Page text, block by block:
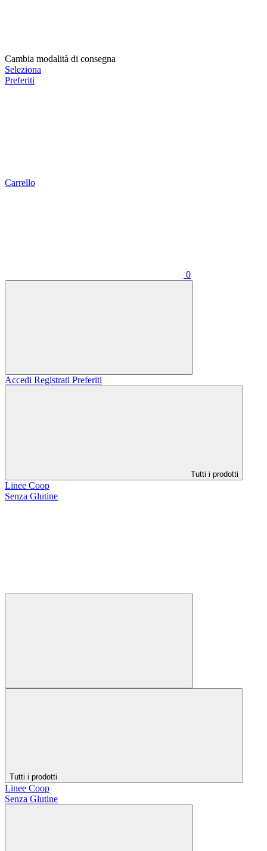
Cambia modalità di consegna
Seleziona
Preferiti
Carrello
0
Accedi Registrati Preferiti
Tutti i prodotti
Linee Coop
Senza Glutine
Tutti i prodotti
Linee Coop
Senza Glutine